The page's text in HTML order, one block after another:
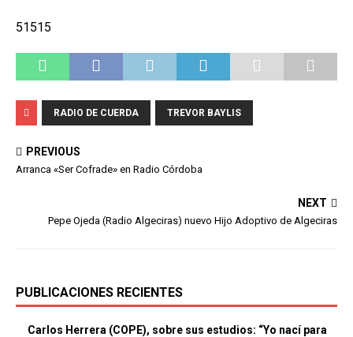
51515
RADIO DE CUERDA TREVOR BAYLIS
PREVIOUS
Arranca «Ser Cofrade» en Radio Córdoba
NEXT
Pepe Ojeda (Radio Algeciras) nuevo Hijo Adoptivo de Algeciras
PUBLICACIONES RECIENTES
Carlos Herrera (COPE), sobre sus estudios: “Yo nací para